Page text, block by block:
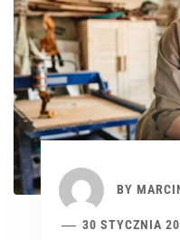
BY
30 STYCZNIA